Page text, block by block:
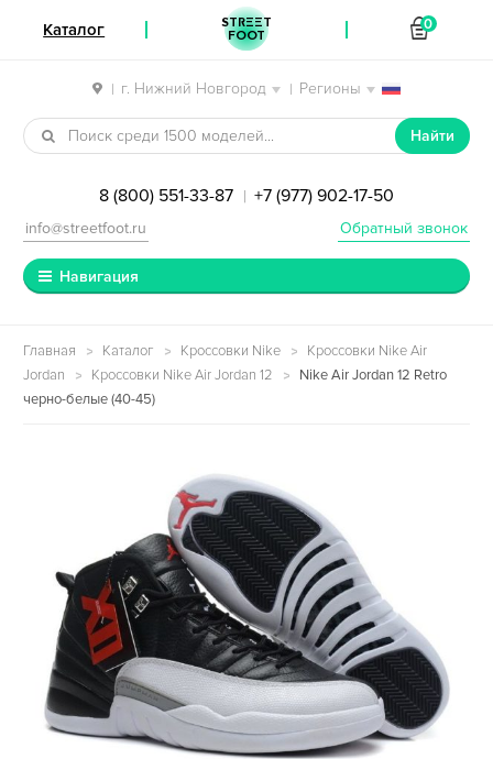
| г. Нижний Новгород | Регионы
Перейти к навигации
Перейти к содержимому
Найти
8 (800) 551-33-87 | +7 (977) 902-17-50
Обратный звонок
info@streetfoot.ru
Навигация
Главная Каталог Кроссовки Nike
Кроссовки Nike Air
Jordan
Кроссовки Nike Air Jordan 12
Nike Air Jordan 12 Retro
черно-белые (40-45)
Каталог STREET
FOOT
0